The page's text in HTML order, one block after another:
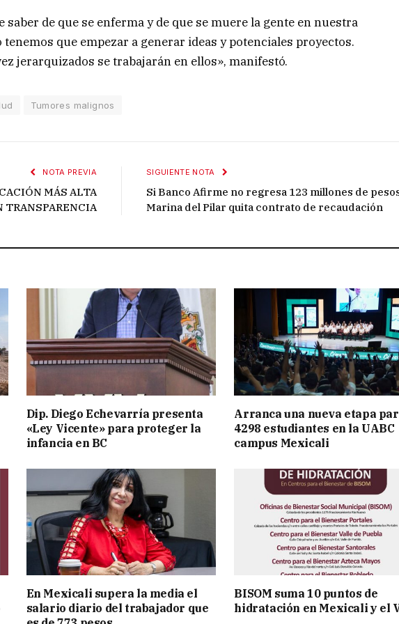
saber de que se enferma y de que se muere la gente en nuestra
que empezar a generar ideas y potenciales proyectos.
jerarquizados se trabajarán en ellos», manifestó.
Tumores malignos
NOTA PREVIA
MÁS ALTA
TRANSPARENCIA
SIGUIENTE NOTA
Si Banco Afirme no regresa 123 millones de
Marina del Pilar quita contrato de recaudación
Dip. Diego Echevarría presenta
«Ley Vicente» para proteger la
infancia en BC
Arranca una nueva etapa
4298 estudiantes en la UABC
campus Mexicali
En Mexicali supera la media el
salario diario del trabajador que
BISOM suma 10 puntos de
hidratación en Mexicali y el